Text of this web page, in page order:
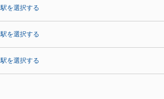
駅を選択する
駅を選択する
駅を選択する